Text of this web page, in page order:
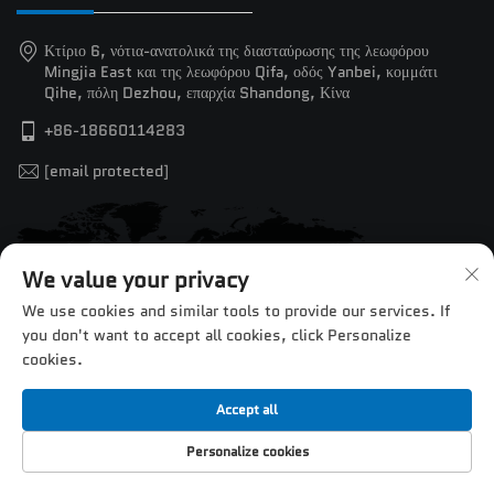
Κτίριο 6, νότια-ανατολικά της διασταύρωσης της λεωφόρου
Mingjia East και της λεωφόρου Qifa, οδός Yanbei, κομμάτι
Qihe, πόλη Dezhou, επαρχία Shandong, Κίνα
+86-18660114283
[email protected]
Πνευματικά δικαιώματα © 2025 από την Jinan Chentuo CNC
Equipment Co., Ltd. —Πολιτική Απορρήτου
We value your privacy
We use cookies and similar tools to provide our services. If
you don't want to accept all cookies, click Personalize
cookies.
Personalize cookies
Accept all